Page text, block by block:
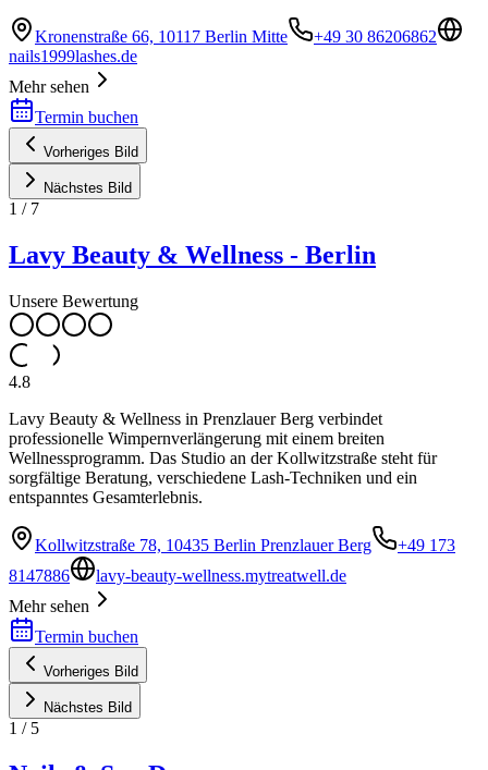
Kronenstraße 66, 10117 Berlin Mitte
+49 30 86206862
nails1999lashes.de
Mehr sehen
Termin buchen
Vorheriges Bild
Nächstes Bild
1 / 7
Lavy Beauty & Wellness - Berlin
Unsere Bewertung
4.8
Lavy Beauty & Wellness in Prenzlauer Berg verbindet
professionelle Wimpernverlängerung mit einem breiten
Wellnessprogramm. Das Studio an der Kollwitzstraße steht für
sorgfältige Beratung, verschiedene Lash-Techniken und ein
entspanntes Gesamterlebnis.
Kollwitzstraße 78, 10435 Berlin Prenzlauer Berg
+49 173
8147886
lavy-beauty-wellness.mytreatwell.de
Mehr sehen
Termin buchen
Vorheriges Bild
Nächstes Bild
1 / 5